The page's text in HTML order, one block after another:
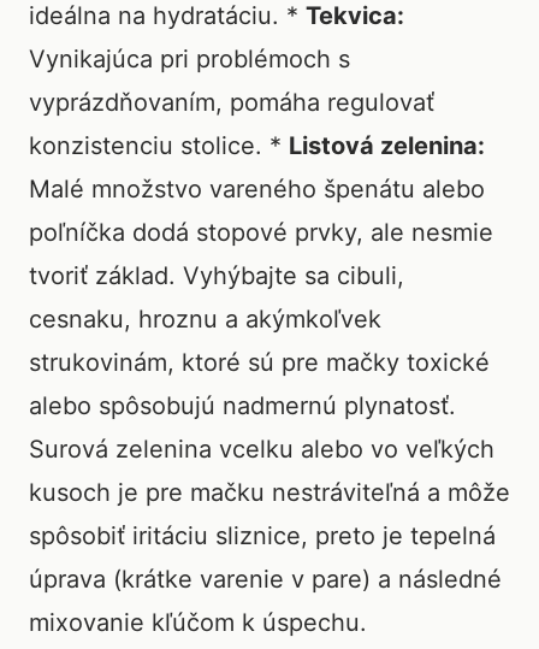
ideálna na hydratáciu. * Tekvica:
Vynikajúca pri problémoch s
vyprázdňovaním, pomáha regulovať
konzistenciu stolice. * Listová zelenina:
Malé množstvo vareného špenátu alebo
poľníčka dodá stopové prvky, ale nesmie
tvoriť základ. Vyhýbajte sa cibuli,
cesnaku, hroznu a akýmkoľvek
strukovinám, ktoré sú pre mačky toxické
alebo spôsobujú nadmernú plynatosť.
Surová zelenina vcelku alebo vo veľkých
kusoch je pre mačku nestráviteľná a môže
spôsobiť iritáciu sliznice, preto je tepelná
úprava (krátke varenie v pare) a následné
mixovanie kľúčom k úspechu.